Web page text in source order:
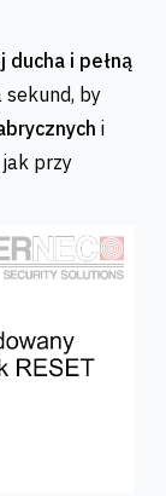
ducha i pełną
sekund, by
i
przy